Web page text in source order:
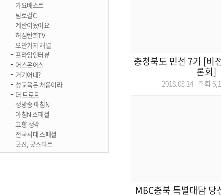
가요베스트
팀로컬C
계란이왔어요
허심탄회TV
오만가지 채널
프라임인터뷰
어스온어스
거기어때?
성교육은 처음이라
더 트로트
생방송 아침N
아침N 스페셜
고향 생각
전국시대 스페셜
굿잡, 굿스타트
충청북도 민선 7기 [비
론회]
2018.08.14 조회
MBC충북 특별대담 당